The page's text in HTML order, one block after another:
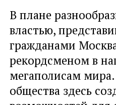
В плане
властью,
гражданами
рекордсменом в
мегаполисам
общества здесь